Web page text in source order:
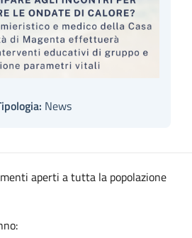
News
aperti a tutta la popolazione